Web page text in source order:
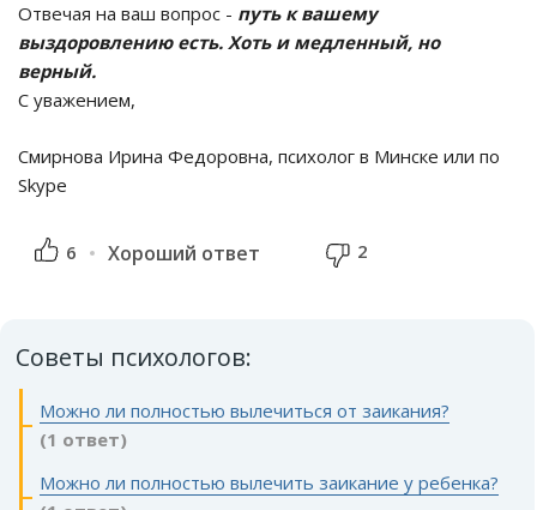
Отвечая на ваш вопрос - путь к вашему
выздоровлению есть. Хоть и медленный, но
верный.
С уважением,
Смирнова Ирина Федоровна, психолог в Минске или по
Skype
6 Хороший ответ 2
Советы психологов:
Можно ли полностью вылечиться от заикания?
(1 ответ)
Можно ли полностью вылечить заикание у ребенка?